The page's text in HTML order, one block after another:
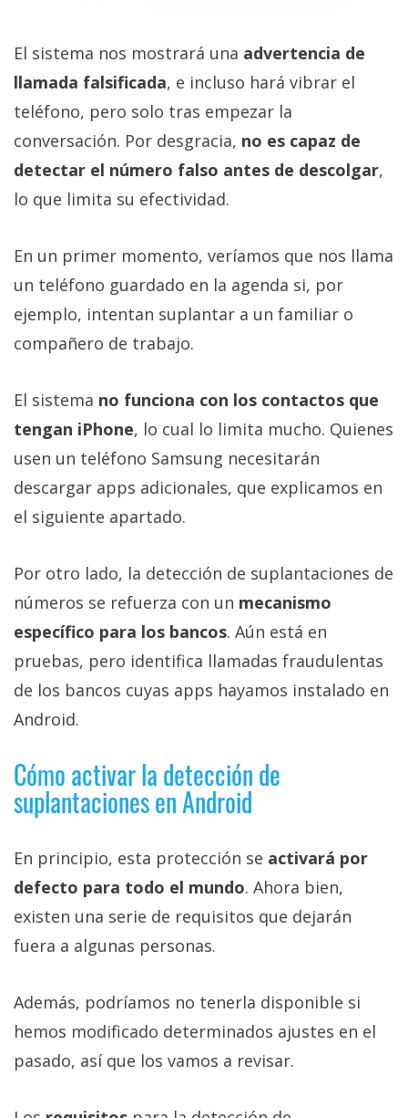
El sistema nos mostrará una advertencia de
llamada falsificada, e incluso hará vibrar el
teléfono, pero solo tras empezar la
conversación. Por desgracia, no es capaz de
detectar el número falso antes de descolgar,
lo que limita su efectividad.
En un primer momento, veríamos que nos llama
un teléfono guardado en la agenda si, por
ejemplo, intentan suplantar a un familiar o
compañero de trabajo.
El sistema no funciona con los contactos que
tengan iPhone, lo cual lo limita mucho. Quienes
usen un teléfono Samsung necesitarán
descargar apps adicionales, que explicamos en
el siguiente apartado.
Por otro lado, la detección de suplantaciones de
números se refuerza con un mecanismo
específico para los bancos. Aún está en
pruebas, pero identifica llamadas fraudulentas
de los bancos cuyas apps hayamos instalado en
Android.
Cómo activar la detección de
suplantaciones en Android
En principio, esta protección se activará por
defecto para todo el mundo. Ahora bien,
existen una serie de requisitos que dejarán
fuera a algunas personas.
Además, podríamos no tenerla disponible si
hemos modificado determinados ajustes en el
pasado, así que los vamos a revisar.